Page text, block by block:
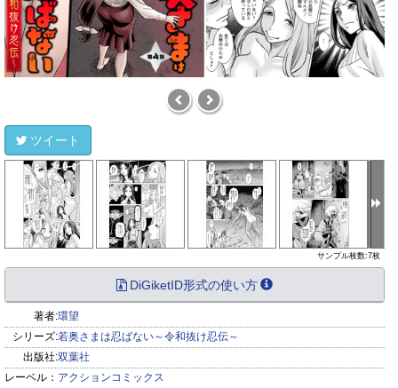
ツイート
サンプル枚数:7枚
DiGiketID形式の使い方
著者:環望
シリーズ:若奥さまは忍ばない～令和抜け忍伝～
出版社:双葉社
レーベル： アクションコミックス